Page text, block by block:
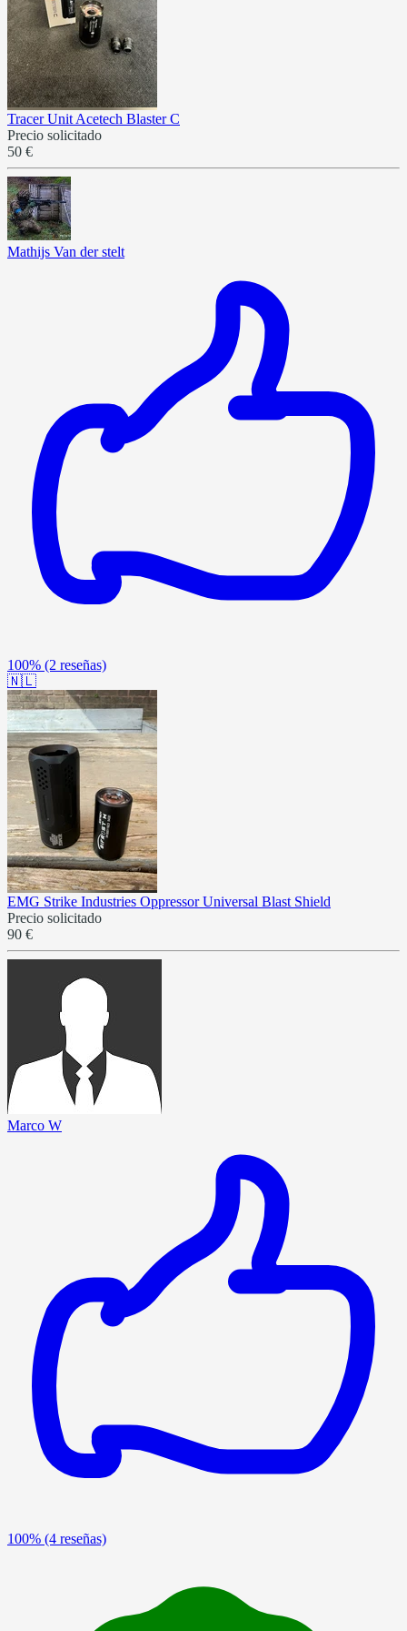
Tracer Unit Acetech Blaster C
Precio solicitado
50 €
Mathijs Van der stelt
100% (2 reseñas)
🇳🇱
EMG Strike Industries Oppressor Universal Blast Shield
Precio solicitado
90 €
Marco W
100% (4 reseñas)